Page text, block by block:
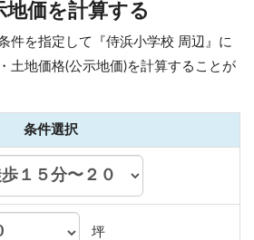
地価を計算する
件を指定して『侍浜小学校 周辺』に
土地価格(公示地価)を計算することが
条件選択
坪